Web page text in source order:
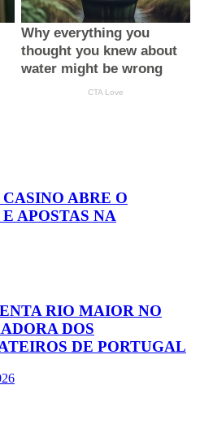
ABRE O
APOSTAS NA
RIO MAIOR NO
DOS
DE PORTUGAL